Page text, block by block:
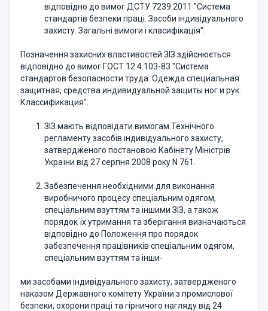
відповідно до вимог ДСТУ 7239:2011 "Система
стандартів безпеки праці. Засоби індивідуа­льного
захисту. Загальні вимоги і класифікація".
Позначення захисних властивостей ЗІЗ здійснюється
відповідно до ви­мог ГОСТ 12.4.103-83 "Система
стандартов безопасности труда. Одежда спе­циальная
защитная, средства индивидуальной защиты ног и рук.
Классифи­кация".
ЗІЗ мають відповідати вимогам Технічного
регламенту засобів інди­відуального захисту,
затвердженого постановою Кабінету Міністрів
України від 27 серпня 2008 року N 761.
Забезпечення необхідними для виконання
виробничого процесу спеціальним одягом,
спеціальним взуттям та іншими ЗІЗ, а також
порядок їх утримання та зберігання визначаються
відповідно до Положення про порядок
забезпечення працівників спеціальним одягом,
спеціальним взуттям та інши-
ми засобами індивідуального захисту, затвердженого
наказом Державного комітету України з промислової
безпеки, охорони праці та гірничого нагляду від 24